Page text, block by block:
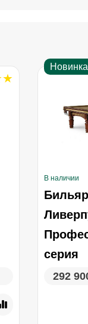
Новинка
В наличии
серия
292